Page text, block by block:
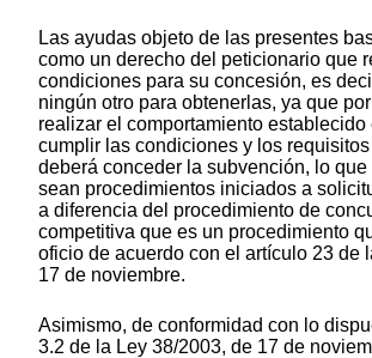
Las ayudas objeto de las presentes
como un derecho del peticionario que
condiciones para su concesión, es
ningún otro para obtenerlas, ya que
realizar el comportamiento establecido
cumplir las condiciones y los
deberá conceder la subvención, lo
sean procedimientos iniciados a
a diferencia del procedimiento de
competitiva que es un procedimiento
oficio de acuerdo con el artículo 23 de
17 de noviembre.
Asimismo, de conformidad con lo
3.2 de la Ley 38/2003, de 17 de